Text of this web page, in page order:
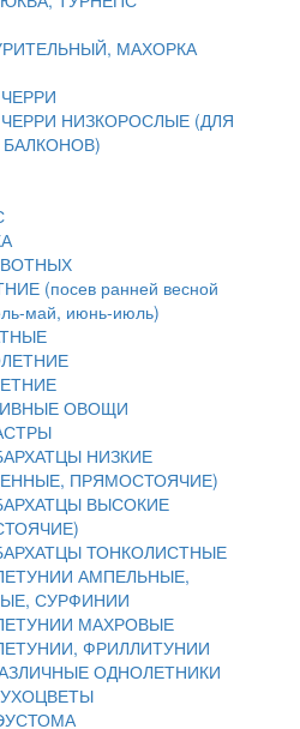
МАХОРКА
НИЗКОРОСЛЫЕ (ДЛЯ
(посев ранней весной
май, июнь-июль)
ОВОЩИ
НИЗКИЕ
ПРЯМОСТОЯЧИЕ)
ВЫСОКИЕ
ТОНКОЛИСТНЫЕ
АМПЕЛЬНЫЕ,
СУРФИНИИ
МАХРОВЫЕ
ФРИЛЛИТУНИИ
ОДНОЛЕТНИКИ